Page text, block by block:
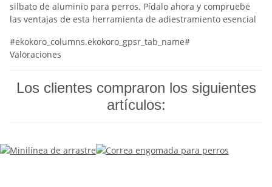
silbato de aluminio para perros. Pídalo ahora y compruebe
las ventajas de esta herramienta de adiestramiento esencial
#ekokoro_columns.ekokoro_gpsr_tab_name#
Valoraciones
Los clientes compraron los siguientes
artículos: